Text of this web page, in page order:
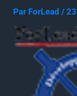
Par ForLead/